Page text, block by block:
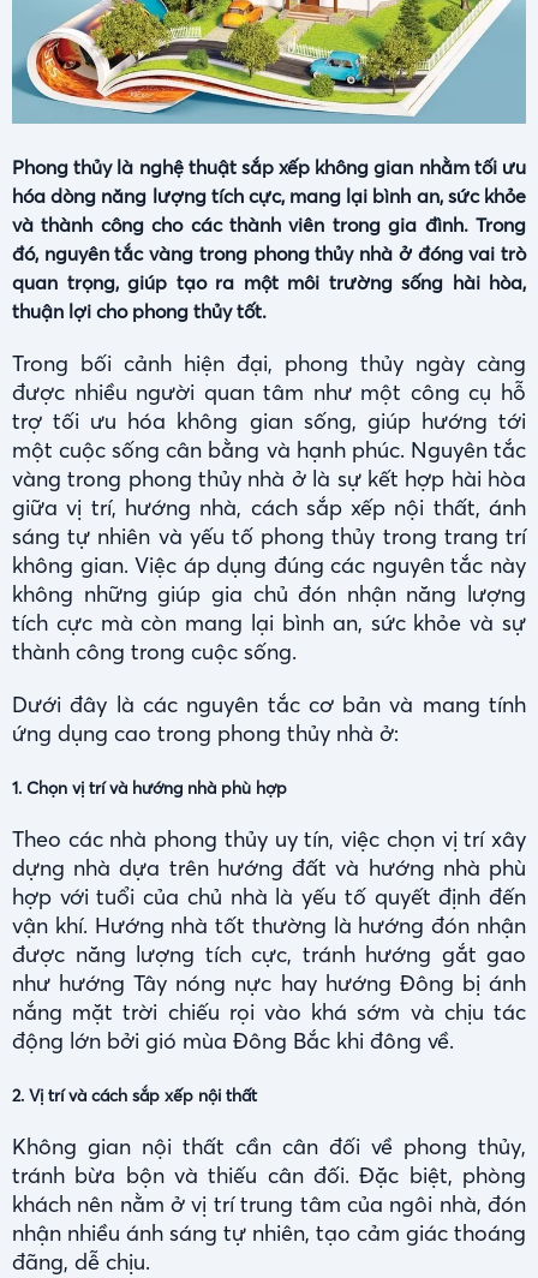
Phong thủy là nghệ thuật sắp xếp không gian nhằm tối ưu
hóa dòng năng lượng tích cực, mang lại bình an, sức khỏe
và thành công cho các thành viên trong gia đình. Trong
đó, nguyên tắc vàng trong phong thủy nhà ở đóng vai trò
quan trọng, giúp tạo ra một môi trường sống hài hòa,
thuận lợi cho phong thủy tốt.
Trong bối cảnh hiện đại, phong thủy ngày càng
được nhiều người quan tâm như một công cụ hỗ
trợ tối ưu hóa không gian sống, giúp hướng tới
một cuộc sống cân bằng và hạnh phúc. Nguyên tắc
vàng trong phong thủy nhà ở là sự kết hợp hài hòa
giữa vị trí, hướng nhà, cách sắp xếp nội thất, ánh
sáng tự nhiên và yếu tố phong thủy trong trang trí
không gian. Việc áp dụng đúng các nguyên tắc này
không những giúp gia chủ đón nhận năng lượng
tích cực mà còn mang lại bình an, sức khỏe và sự
thành công trong cuộc sống.
Dưới đây là các nguyên tắc cơ bản và mang tính
ứng dụng cao trong phong thủy nhà ở:
1. Chọn vị trí và hướng nhà phù hợp
Theo các nhà phong thủy uy tín, việc chọn vị trí xây
dựng nhà dựa trên hướng đất và hướng nhà phù
hợp với tuổi của chủ nhà là yếu tố quyết định đến
vận khí. Hướng nhà tốt thường là hướng đón nhận
được năng lượng tích cực, tránh hướng gắt gao
như hướng Tây nóng nực hay hướng Đông bị ánh
nắng mặt trời chiếu rọi vào khá sớm và chịu tác
động lớn bởi gió mùa Đông Bắc khi đông về.
2. Vị trí và cách sắp xếp nội thất
Không gian nội thất cần cân đối về phong thủy,
tránh bừa bộn và thiếu cân đối. Đặc biệt, phòng
khách nên nằm ở vị trí trung tâm của ngôi nhà, đón
nhận nhiều ánh sáng tự nhiên, tạo cảm giác thoáng
đãng, dễ chịu.